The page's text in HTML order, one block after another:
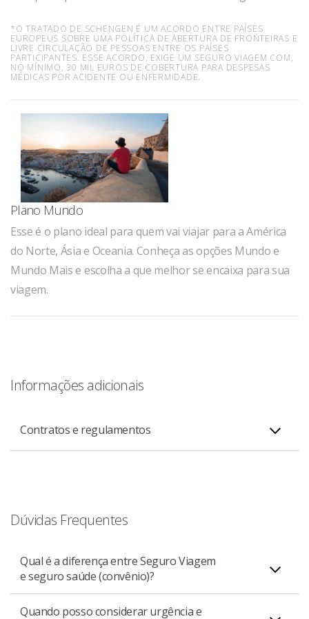
*O TRATADO DE SCHENGEN É UM ACORDO ENTRE PAÍSES
EUROPEUS SOBRE UMA POLÍTICA DE ABERTURA DE FRONTEIRAS E
LIVRE CIRCULAÇÃO DE PESSOAS ENTRE OS PAÍSES
PARTICIPANTES. ESSE ACORDO, EXIGE UM SEGURO VIAGEM COM,
NO MÍNIMO, 30 MIL EUROS DE COBERTURA PARA DESPESAS
MÉDICAS POR ACIDENTE OU ENFERMIDADE.
Plano Mundo
Esse é o plano ideal para quem vai viajar para a América
do Norte, Ásia e Oceania. Conheça as opções Mundo e
Mundo Mais e escolha a que melhor se encaixa para sua
viagem.
Informações adicionais
Contratos e regulamentos
10/12/2025)
Condições Gerais (para contratações a partir de
11/12/2025)
Dúvidas Frequentes
Qual é a diferença entre Seguro Viagem
e seguro saúde (convênio)?
O Seguro Viagem destina-se a atender os viajantes
Quando posso considerar urgência e